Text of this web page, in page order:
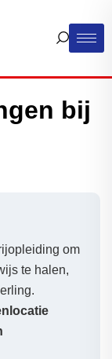
bij
om
te halen,